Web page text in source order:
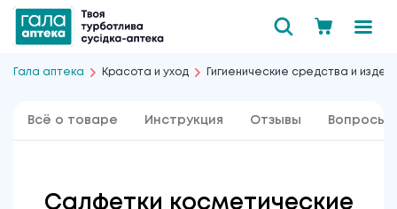
Гала аптека Красота и уход Гигиенические средства и
Всё о товаре Инструкция Отзывы Вопросы
Салфетки косметические